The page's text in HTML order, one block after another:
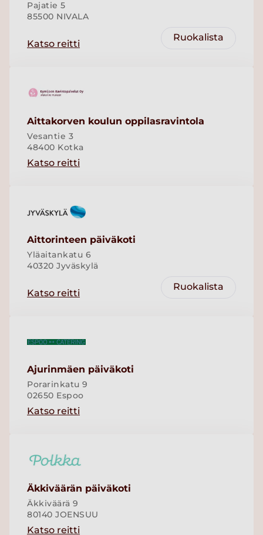
Pajatie 5
85500 NIVALA
Katso reitti
Ruokalista
Aittakorven koulun oppilasravintola
Vesantie 3
48400 Kotka
Katso reitti
Aittorinteen päiväkoti
Yläaitankatu 6
40320 Jyväskylä
Katso reitti
Ruokalista
Ajurinmäen päiväkoti
Porarinkatu 9
02650 Espoo
Katso reitti
Äkkiväärän päiväkoti
Äkkiväärä 9
80140 JOENSUU
Katso reitti